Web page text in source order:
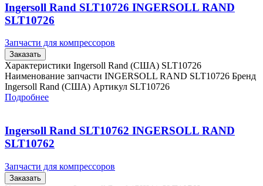
Ingersoll Rand SLT10726 INGERSOLL RAND
SLT10726
Запчасти для компрессоров
Заказать
Характеристики Ingersoll Rand (США) SLT10726
Наименование запчасти INGERSOLL RAND SLT10726 Бренд
Ingersoll Rand (США) Артикул SLT10726
Подробнее
Ingersoll Rand SLT10762 INGERSOLL RAND
SLT10762
Запчасти для компрессоров
Заказать